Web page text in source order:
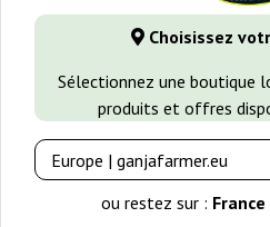
Choisissez
Sélectionnez une boutique
produits et offres
ou restez sur :
GanjaFarmer.fr Banques de
Super Strains
Filtres Tri